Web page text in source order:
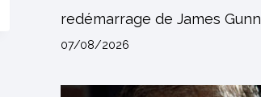
redémarrage de James Gunn
07/08/2026